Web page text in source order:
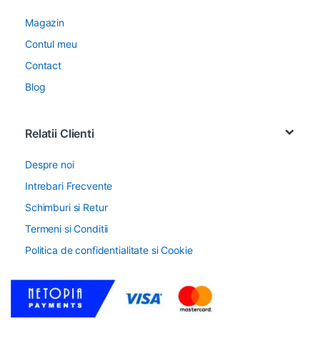
Magazin
Contul meu
Contact
Blog
Relatii Clienti
Despre noi
Intrebari Frecvente
Schimburi si Retur
Termeni si Conditii
Politica de confidentialitate si Cookie